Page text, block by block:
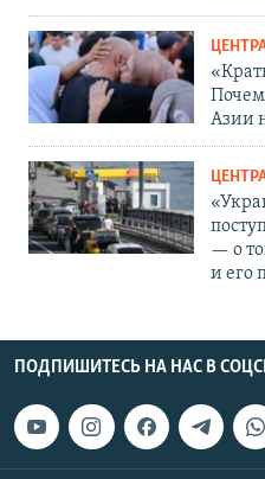
Азии
— о
и его
ПОДПИШИТЕСЬ НА НАС В